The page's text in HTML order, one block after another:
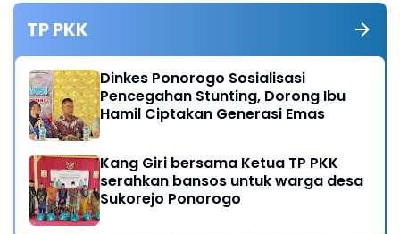
TP PKK
Dinkes Ponorogo Sosialisasi
Pencegahan Stunting, Dorong Ibu
Hamil Ciptakan Generasi Emas
Kang Giri bersama Ketua TP PKK
serahkan bansos untuk warga desa
Sukorejo Ponorogo